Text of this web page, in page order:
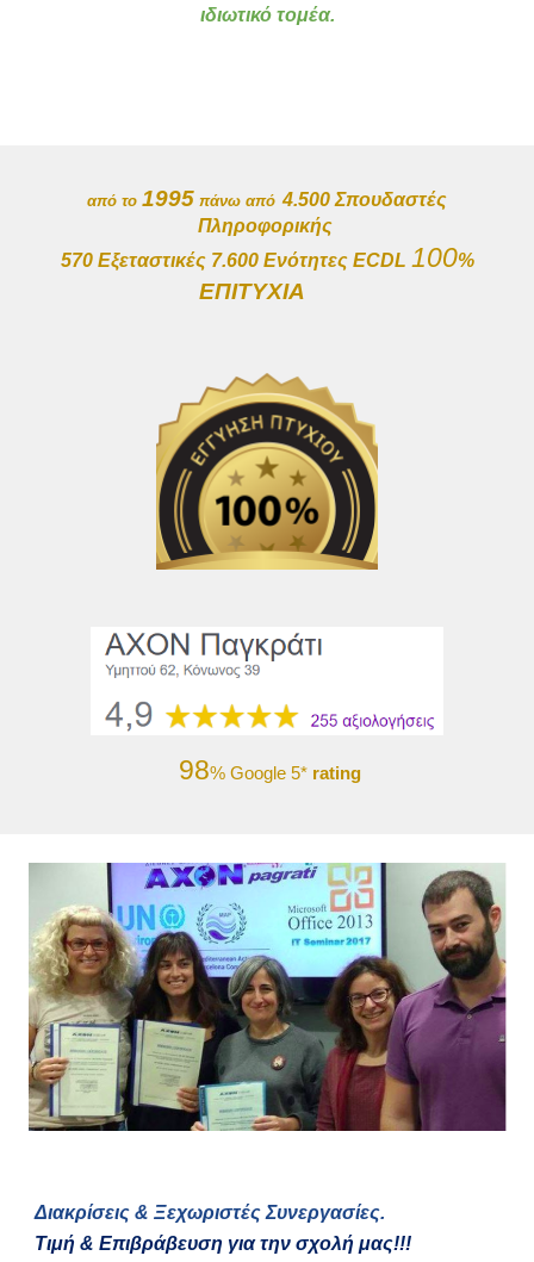
ιδιωτικό τομέα.
από το 1995 πάνω από 4.500 Σπουδαστές
Πληροφορικής
570Εξεταστικές 7.600 Ενότητες ECDL 100%
ΕΠΙΤΥΧΙΑ
98% Google 5*rating
Διακρίσεις & Ξεχωριστές Συνεργασίες.
Τιμή & Επιβράβευση για την σχολή μας!!!